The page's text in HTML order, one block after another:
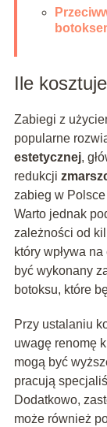
Ile
Zabiegi z
popularne
estetycznej,
redukcji
zabieg w
Warto jednak
zależności od
który wpływa
być wykonany
botoksu, które
Przy ustalaniu
uwagę renomę
mogą być
pracują
Dodatkowo,
może również